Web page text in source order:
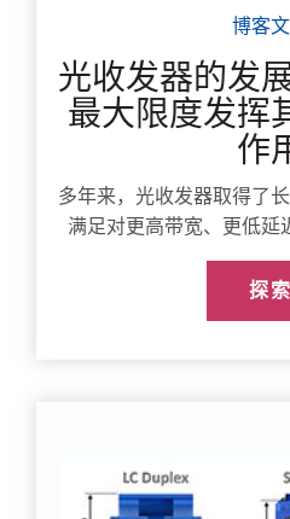
博客
光收发器的发
最大限度发挥
作
多年来，光收发器取得了
满足对更高带宽、更低延
探索